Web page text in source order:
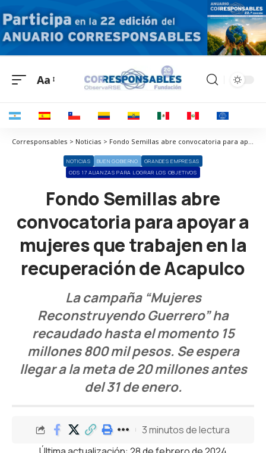
Aa
Corresponsables > Noticias > Fondo Semillas abre convocatoria para apoyar a mujeres que trabajen en la recuperación de Acapulco
NOTICIAS BUEN GOBIERNO
GRANDES EMPRESAS
ODS 17 ALIANZAS PARA LOGRAR LOS OBJETIVOS
Fondo Semillas abre
convocatoria para apoyar a
mujeres que trabajen en la
recuperación de Acapulco
La campaña “Mujeres
Reconstruyendo Guerrero” ha
recaudado hasta el momento 15
millones 800 mil pesos. Se espera
llegar a la meta de 20 millones antes
del 31 de enero.
3 minutos de lectura